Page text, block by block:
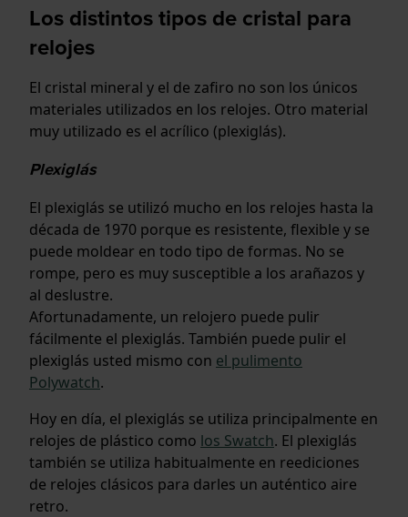
Los distintos tipos de cristal para
relojes
El cristal mineral y el de zafiro no son los únicos
materiales utilizados en los relojes. Otro material
muy utilizado es el acrílico (plexiglás).
Plexiglás
El plexiglás se utilizó mucho en los relojes hasta la
década de 1970 porque es resistente, flexible y se
puede moldear en todo tipo de formas. No se
rompe, pero es muy susceptible a los arañazos y
al deslustre.
Afortunadamente, un relojero puede pulir
fácilmente el plexiglás. También puede pulir el
plexiglás usted mismo con el pulimento
Polywatch.
Hoy en día, el plexiglás se utiliza principalmente en
relojes de plástico como los Swatch. El plexiglás
también se utiliza habitualmente en reediciones
de relojes clásicos para darles un auténtico aire
retro.